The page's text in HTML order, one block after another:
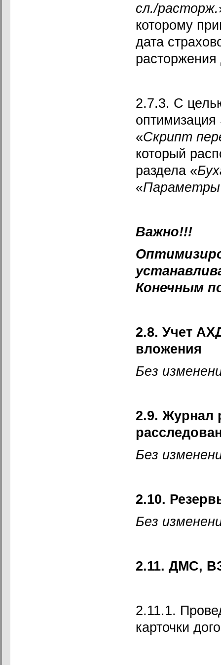
сл./расторж.
которому
дата
расторжения
2.7.3. С
оптимизация
«Скрипт
который
раздела «
«
Важно!!!
Конечным
2.8. Учет
вложения
Без
2.9. Журнал
Без
2.10.
Без
2.11. ДМС,
2.11.1.
карточки